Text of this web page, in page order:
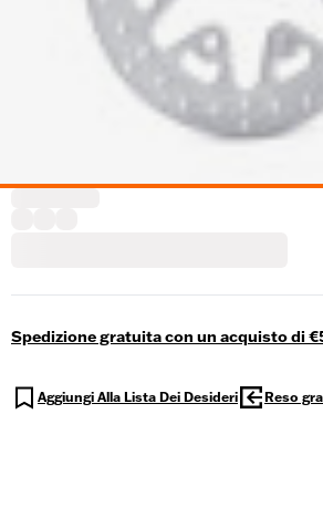
Spedizione gratuita con un acquisto di
Aggiungi Alla Lista Dei Desideri Reso